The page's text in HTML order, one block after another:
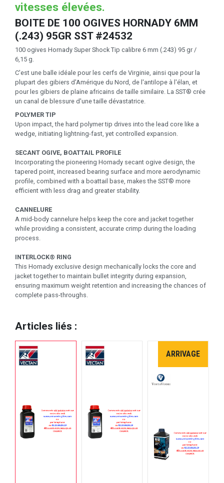
vitesses élevées.
BOITE DE 100 OGIVES HORNADY 6MM
(.243) 95GR SST #24532
100 ogives Hornady Super Shock Tip calibre 6 mm (.243) 95 gr /
6,15 g.
C'est une balle idéale pour les cerfs de Virginie, ainsi que pour la
plupart des gibiers d'Amérique du Nord, de l'antilope à l'élan, et
pour les gibiers de plaine africains de taille similaire. La SST® crée
un canal de blessure d'une taille dévastatrice.
POLYMER TIP
Upon impact, the hard polymer tip drives into the lead core like a
wedge, initiating lightning-fast, yet controlled expansion.
SECANT OGIVE, BOATTAIL PROFILE
Incorporating the pioneering Hornady secant ogive design, the
tapered point, increased bearing surface and more aerodynamic
profile, combined with a boattail base, makes the SST® more
efficient with less drag and greater stability.
CANNELURE
A mid-body cannelure helps keep the core and jacket together
while providing a consistent, accurate crimp during the loading
process.
INTERLOCK® RING
This Hornady exclusive design mechanically locks the core and
jacket together to maintain bullet integrity during expansion,
ensuring maximum weight retention and increasing the chances of
complete pass-throughs.
Articles liés :
ARRIVAGE